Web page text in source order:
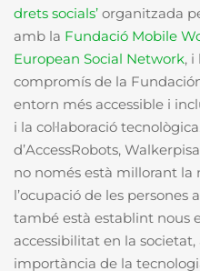
drets socials’ organitzada
amb la Fundació Mobile
European Social Network, i
compromís de la
entorn més accessible i
i la col·laboració
d’AccessRobots,
no només està millorant la
l’ocupació de les
també està establint nous
accessibilitat en la
importància de la